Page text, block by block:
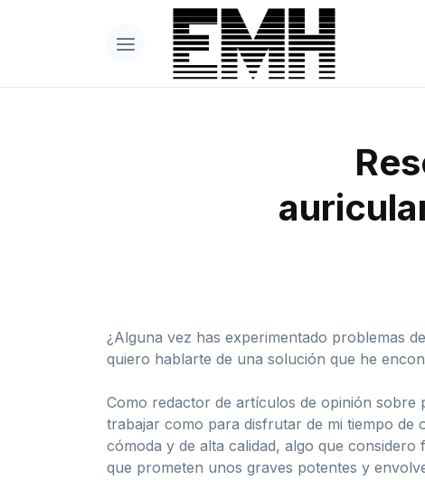
¿Alguna vez has experimentado problemas
quiero hablarte de una solución que he
Como redactor de artículos de opinión sobre
trabajar como para disfrutar de mi tiempo de
cómoda y de alta calidad, algo que
que prometen unos graves potentes y